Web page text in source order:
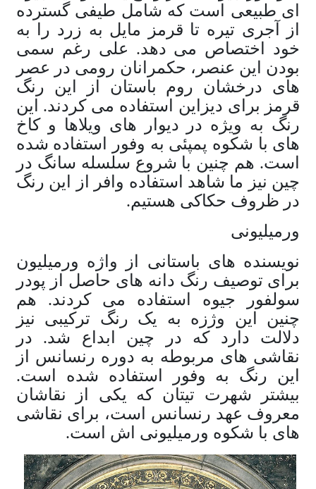
ای طبیعی است که شامل طیفی گسترده
از آجری تیره تا قرمز مایل به زرد را به
خود اختصاص می دهد. علی رغم سمی
بودن این عنصر، حکمرانان رومی در عصر
های درخشان روم باستان از این رنگ
قرمز برای دیزاین استفاده می کردند. این
رنگ به ویژه در دیوار های ویلاها و کاخ
های با شکوه پمپئی به وفور استفاده شده
است. هم چنین با شروع سلسله سانگ در
چین نیز ما شاهد استفاده وافر از این رنگ
در ظروف حکاکی هستیم.
ورمیلیونی
نویسنده های باستانی از واژه ورمیلیون
برای توصیف رنگ دانه های حاصل از پودر
سولفور جیوه استفاده می کردند. هم
چنین این وژزه به یک رنگ ترکیبی نیز
دلالت دارد که در چین ابداع شد. در
نقاشی های مربوطه به دوره رنسانس از
این رنگ به وفور استفاده شده است.
بیشتر شهرت تیتان که یکی از نقاشان
معروف عهد رنسانس است، برای نقاشی
های با شکوه ورمیلیونی اش است.